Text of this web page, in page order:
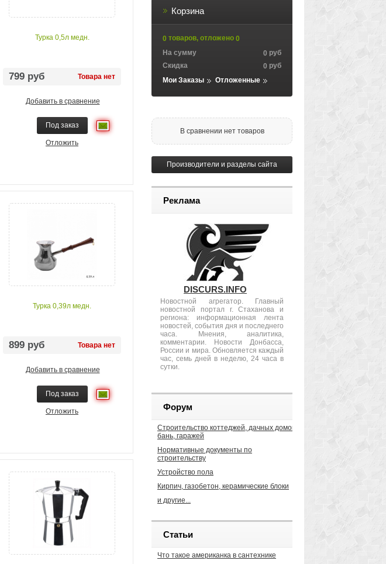
Турка 0,5л медн.
799 руб Товара нет
Добавить в сравнение
Под заказ
Отложить
Турка 0,39л медн.
899 руб Товара нет
Добавить в сравнение
Под заказ
Отложить
Корзина
0 товаров, отложено 0
На сумму
0 руб
Скидка
0 руб
Мои Заказы
Отложенные
В сравнении нет товаров
Производители и разделы сайта
Реклама
DISCURS.INFO
Новостной агрегатор. Главный
новостной портал г. Стаханова и
региона: информационная лента
новостей, события дня и последнего
часа. Мнения, аналитика,
комментарии. Новости Донбасса,
России и мира. Обновляется каждый
час, семь дней в неделю, 24 часа в
сутки.
Форум
Строительство коттеджей, дачных домов,
бань, гаражей
Нормативные документы по
строительству
Устройство пола
Кирпич, газобетон, керамические блоки
и другие...
Статьи
Что такое американка в сантехнике